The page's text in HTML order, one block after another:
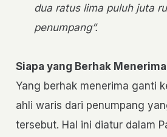
dua ratus lima puluh juta
penumpang”.
Siapa yang Berhak
Yang berhak menerima ganti
ahli waris dari penumpang
tersebut. Hal ini diatur dalam